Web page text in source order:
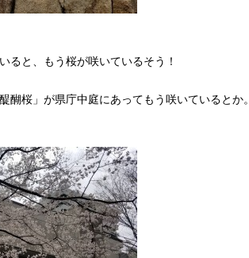
ると、もう桜が咲いているそう！
醐桜」が県庁中庭にあってもう咲いているとか。